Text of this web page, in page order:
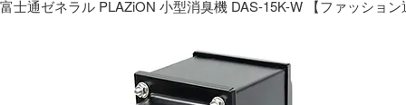
富士通ゼネラル PLAZiON 小型消臭機 DAS-15K-W 【ファッション